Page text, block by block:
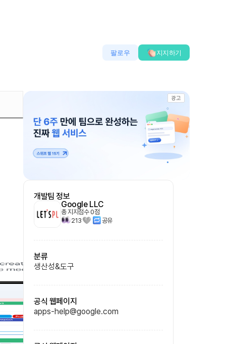
팔로우 지지하기
광고
개발팀 정보
Google LLC
총 지지점수0점
213
공유
분류
생산성&도구
공식 웹페이지
apps-help@google.com